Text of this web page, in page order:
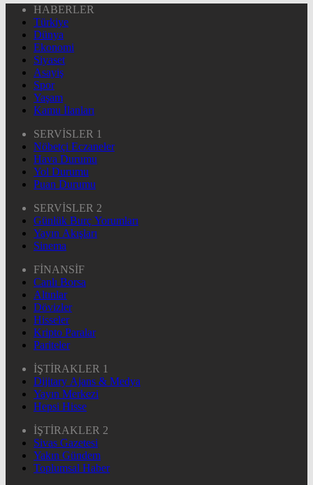
HABERLER
Türkiye
Dünya
Ekonomi
Siyaset
Asayiş
Spor
Yaşam
Kamu İlanları
SERVİSLER 1
Nöbetçi Eczaneler
Hava Durumu
Yol Durumu
Puan Durumu
SERVİSLER 2
Günlük Burç Yorumları
Yayın Akışları
Sinema
FİNANSİF
Canlı Borsa
Altınlar
Dövizler
Hisseler
Kripto Paralar
Pariteler
İŞTİRAKLER 1
Dijitary Ajans & Medya
Yayın Merkezi
Hepsi Hisse
İŞTİRAKLER 2
Sivas Gazetesi
Yakın Gündem
Toplumsal Haber